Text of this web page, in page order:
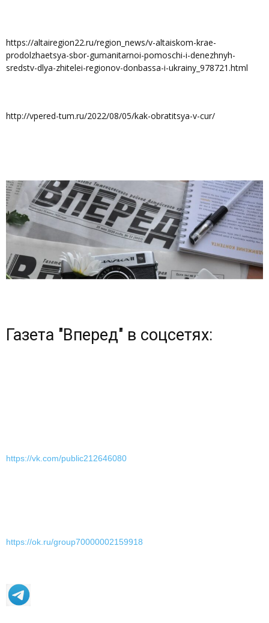
https://altairegion22.ru/region_news/v-altaiskom-krae-
prodolzhaetsya-sbor-gumanitarnoi-pomoschi-i-denezhnyh-
sredstv-dlya-zhitelei-regionov-donbassa-i-ukrainy_978721.html
http://vpered-tum.ru/2022/08/05/kak-obratitsya-v-cur/
Газета "Вперед" в соцсетях:
https://vk.com/public212646080
https://ok.ru/group70000002159918